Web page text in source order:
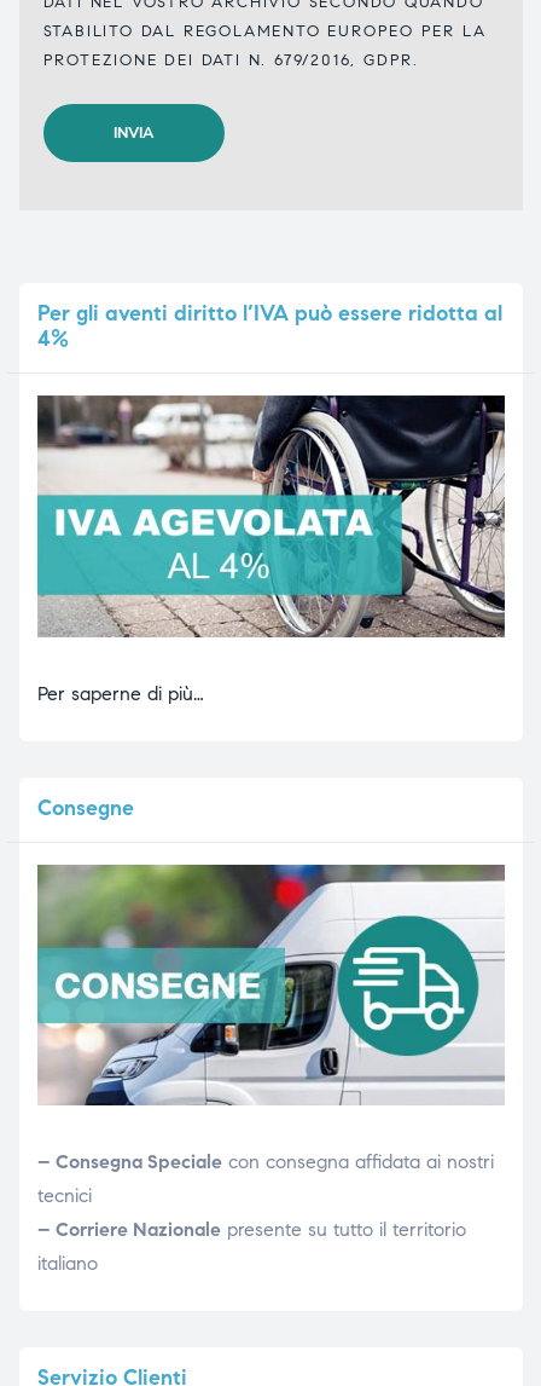
STABILITO DAL REGOLAMENTO EUROPEO PER LA
PROTEZIONE DEI DATI N. 679/2016, GDPR.
Pergli aventi diritto l’IVA può essere ridotta al
4%
Per saperne di più…
Consegne
– Consegna Specialecon consegna affidata ai nostri
tecnici
– Corriere Nazionalepresente su tutto il territorio
italiano
ServizioClienti